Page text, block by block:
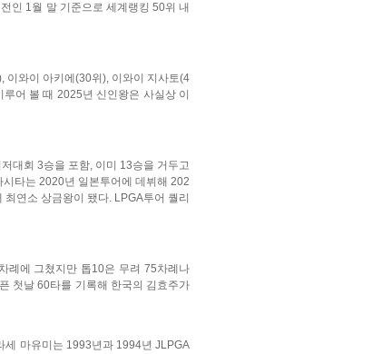
인 1월 말 기준으로 세계랭킹 50위 내
이와이 아키에(30위), 이와이 지사토(4
어 볼 때 2025년 신인왕은 사실상 이
대회 3승을 포함, 이미 13승을 거두고
타는 2020년 일본투어에 데뷔해 202
연소 상금왕이 됐다. LPGA투어 퀄리
례에 그쳤지만 톱10은 무려 75차례나
첫날 60타를 기록해 한국의 김효주가
세 마유미는 1993년과 1994년 JLPGA